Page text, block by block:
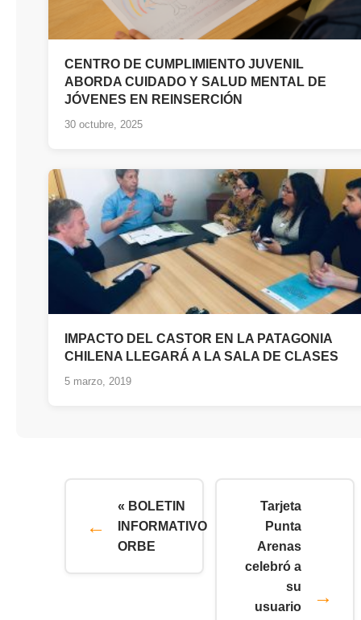
CENTRO DE CUMPLIMIENTO JUVENIL
ABORDA CUIDADO Y SALUD MENTAL DE
JÓVENES EN REINSERCIÓN
30 octubre, 2025
IMPACTO DEL CASTOR EN LA PATAGONIA
CHILENA LLEGARÁ A LA SALA DE CLASES
5 marzo, 2019
« BOLETIN
INFORMATIVO
ORBE
Tarjeta
Punta
Arenas
celebró a
su
usuario